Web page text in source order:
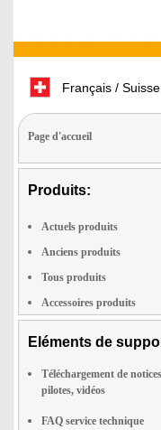
Français / Suisse
Page d'accueil
Produits:
Actuels produits
Anciens produits
Tous produits
Accessoires produits
Eléments de
Téléchargement de
pilotes, vidéos
FAQ service technique